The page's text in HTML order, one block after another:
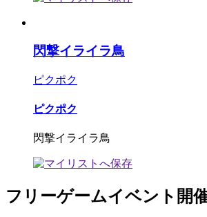
閃撃イライラ鳥
ピクポク
ピクポク
閃撃イライラ鳥
フリーゲームイベント開